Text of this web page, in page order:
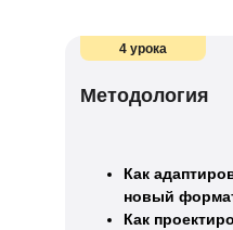
4 урока
Методология
Как
новый
Как